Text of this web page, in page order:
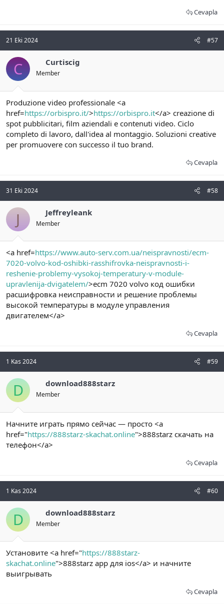
Cevapla
21 Eki 2024 #57
C Curtiscig
Member
Produzione video professionale <a
href=https://orbispro.it/>https://orbispro.it</a> creazione di
spot pubblicitari, film aziendali e contenuti video. Ciclo
completo di lavoro, dall'idea al montaggio. Soluzioni creative
per promuovere con successo il tuo brand.
Cevapla
31 Eki 2024 #58
J Jeffreyleank
Member
<a href=https://www.auto-serv.com.ua/neispravnosti/ecm-
7020-volvo-kod-oshibki-rasshifrovka-neispravnosti-i-
reshenie-problemy-vysokoj-temperatury-v-module-
upravlenija-dvigatelem/>ecm 7020 volvo код ошибки
расшифровка неисправности и решение проблемы
высокой температуры в модуле управления
двигателем</a>
Cevapla
1 Kas 2024 #59
D download888starz
Member
Начните играть прямо сейчас — просто <a
href="https://888starz-skachat.online">888starz скачать на
телефон</a>
Cevapla
1 Kas 2024 #60
D download888starz
Member
Установите <a href="https://888starz-
skachat.online">888starz app для ios</a> и начните
выигрывать
Cevapla